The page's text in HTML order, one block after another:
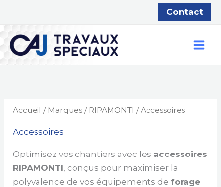
contenu
Contact
Accueil / Marques / RIPAMONTI / Accessoires
Accessoires
Optimisez vos chantiers avec les accessoires
RIPAMONTI, conçus pour maximiser la
polyvalence de vos équipements deforage